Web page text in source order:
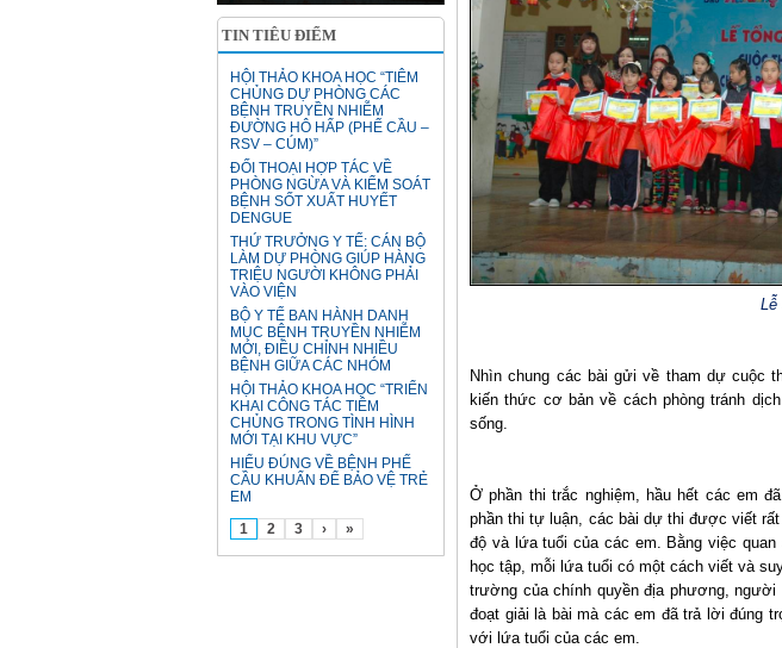
TIN TIÊU ĐIỂM
HỘI THẢO KHOA HỌC “TIÊM
CHỦNG DỰ PHÒNG CÁC
BỆNH TRUYỀN NHIỄM
ĐƯỜNG HÔ HẤP (PHẾ CẦU –
RSV – CÚM)”
ĐỐI THOẠI HỢP TÁC VỀ
PHÒNG NGỪA VÀ KIỂM SOÁT
BỆNH SỐT XUẤT HUYẾT
DENGUE
THỨ TRƯỞNG Y TẾ: CÁN BỘ
LÀM DỰ PHÒNG GIÚP HÀNG
TRIỆU NGƯỜI KHÔNG PHẢI
VÀO VIỆN
BỘ Y TẾ BAN HÀNH DANH
MỤC BỆNH TRUYỀN NHIỄM
MỚI, ĐIỀU CHỈNH NHIỀU
BỆNH GIỮA CÁC NHÓM
HỘI THẢO KHOA HỌC “TRIỂN
KHAI CÔNG TÁC TIÊM
CHỦNG TRONG TÌNH HÌNH
MỚI TẠI KHU VỰC”
HIỂU ĐÚNG VỀ BỆNH PHẾ
CẦU KHUẨN ĐỂ BẢO VỆ TRẺ
EM
1
2 3 › »
Lễ
Nhìn chung các bài gửi về tham dự cuộc
kiến thức cơ bản về cách phòng tránh
sống.
Ở phần thi trắc nghiệm, hầu hết các em
phần thi tự luận, các bài dự thi được viết
độ và lứa tuổi của các em. Bằng việc
học tập, mỗi lứa tuổi có một cách viết và
trường của chính quyền địa phương,
đoạt giải là bài mà các em đã trả lời đúng
với lứa tuổi của các em.